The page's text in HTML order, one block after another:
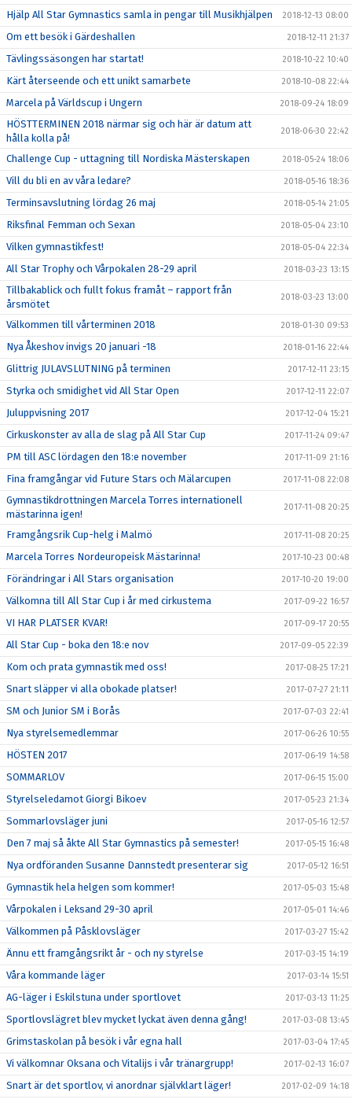
Hjälp All Star Gymnastics samla in pengar till Musikhjälpen 2018-12-13 08:00
Om ett besök i Gärdeshallen 2018-12-11 21:37
Tävlingssäsongen har startat! 2018-10-22 10:40
Kärt återseende och ett unikt samarbete 2018-10-08 22:44
Marcela på Världscup i Ungern 2018-09-24 18:09
HÖSTTERMINEN 2018 närmar sig och här är datum att
hålla kolla på!
2018-06-30 22:42
Challenge Cup - uttagning till Nordiska Mästerskapen 2018-05-24 18:06
Vill du bli en av våra ledare? 2018-05-16 18:36
Terminsavslutning lördag 26 maj 2018-05-14 21:05
Riksfinal Femman och Sexan 2018-05-04 23:10
Vilken gymnastikfest! 2018-05-04 22:34
All Star Trophy och Vårpokalen 28-29 april 2018-03-23 13:15
Tillbakablick och fullt fokus framåt – rapport från
årsmötet
2018-03-23 13:00
Välkommen till vårterminen 2018 2018-01-30 09:53
Nya Åkeshov invigs 20 januari -18 2018-01-16 22:44
Glittrig JULAVSLUTNING på terminen 2017-12-11 23:15
Styrka och smidighet vid All Star Open 2017-12-11 22:07
Juluppvisning 2017 2017-12-04 15:21
Cirkuskonster av alla de slag på All Star Cup 2017-11-24 09:47
PM till ASC lördagen den 18:e november 2017-11-09 21:16
Fina framgångar vid Future Stars och Mälarcupen 2017-11-08 22:08
Gymnastikdrottningen Marcela Torres internationell
mästarinna igen!
2017-11-08 20:25
Framgångsrik Cup-helg i Malmö 2017-11-08 20:25
Marcela Torres Nordeuropeisk Mästarinna! 2017-10-23 00:48
Förändringar i All Stars organisation 2017-10-20 19:00
Välkomna till All Star Cup i år med cirkustema 2017-09-22 16:57
VI HAR PLATSER KVAR! 2017-09-17 20:55
All Star Cup - boka den 18:e nov 2017-09-05 22:39
Kom och prata gymnastik med oss! 2017-08-25 17:21
Snart släpper vi alla obokade platser! 2017-07-27 21:11
SM och Junior SM i Borås 2017-07-03 22:41
Nya styrelsemedlemmar 2017-06-26 10:55
HÖSTEN 2017 2017-06-19 14:58
SOMMARLOV 2017-06-15 15:00
Styrelseledamot Giorgi Bikoev 2017-05-23 21:34
Sommarlovsläger juni 2017-05-16 12:57
Den 7 maj så åkte All Star Gymnastics på semester! 2017-05-15 16:48
Nya ordföranden Susanne Dannstedt presenterar sig 2017-05-12 16:51
Gymnastik hela helgen som kommer! 2017-05-03 15:48
Vårpokalen i Leksand 29-30 april 2017-05-01 14:46
Välkommen på Påsklovsläger 2017-03-27 15:42
Ännu ett framgångsrikt år - och ny styrelse 2017-03-15 14:19
Våra kommande läger 2017-03-14 15:51
AG-läger i Eskilstuna under sportlovet 2017-03-13 11:25
Sportlovslägret blev mycket lyckat även denna gång! 2017-03-08 13:45
Grimstaskolan på besök i vår egna hall 2017-03-04 17:45
Vi välkomnar Oksana och Vitalijs i vår tränargrupp! 2017-02-13 16:07
Snart är det sportlov, vi anordnar självklart läger! 2017-02-09 14:18